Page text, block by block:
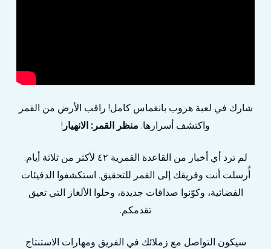
شارك في لعبة هروب بانغماس كامل! راقب الأرض من القمر
واكتشف أسرارها. منظر القمر: الانهيار !
لم ترد أي أخبار من القاعدة القمرية ٤٢ لأكثر من ثلاثة أيام.
أُرسلت أنت وفريقك إلى القمر للتحقيق. استكشفوا الدفيئات
الفضائية، وكوّنوا صداقات جديدة، وحلوا الألغاز التي تعيق
تقدمكم.
سيكون التواصل مع زملائك في الفريق ومهارات الاستنتاج